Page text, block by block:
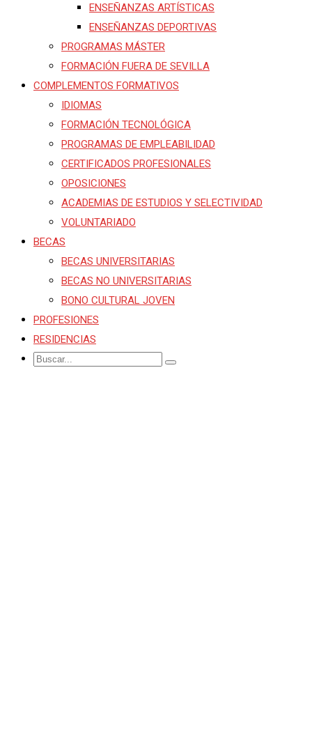
ENSEÑANZAS ARTÍSTICAS
ENSEÑANZAS DEPORTIVAS
PROGRAMAS MÁSTER
FORMACIÓN FUERA DE SEVILLA
COMPLEMENTOS FORMATIVOS
IDIOMAS
FORMACIÓN TECNOLÓGICA
PROGRAMAS DE EMPLEABILIDAD
CERTIFICADOS PROFESIONALES
OPOSICIONES
ACADEMIAS DE ESTUDIOS Y SELECTIVIDAD
VOLUNTARIADO
BECAS
BECAS UNIVERSITARIAS
BECAS NO UNIVERSITARIAS
BONO CULTURAL JOVEN
PROFESIONES
RESIDENCIAS